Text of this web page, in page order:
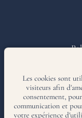
Les cookies sont
visiteurs afin
consentement,
communication et
votre expérience